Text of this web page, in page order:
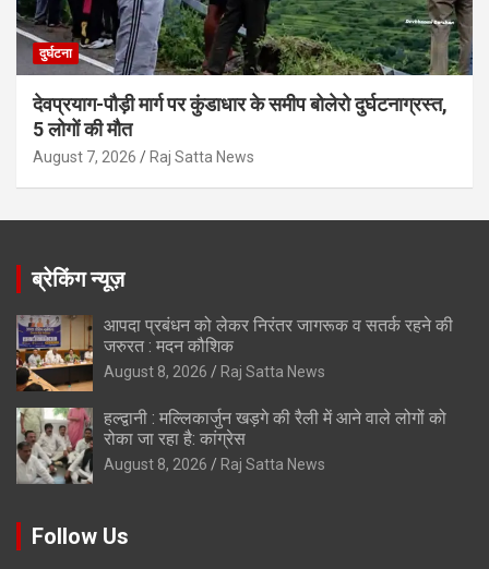
दुर्घटना
देवप्रयाग-पौड़ी मार्ग पर कुंडाधार के समीप बोलेरो दुर्घटनाग्रस्त,
5 लोगों की मौत
August 7, 2026 Raj Satta News
ब्रेकिंग न्यूज़
आपदा प्रबंधन को लेकर निरंतर जागरूक व सतर्क रहने की
जरुरत : मदन कौशिक
August 8, 2026 Raj Satta News
हल्द्वानी : मल्लिकार्जुन खड़गे की रैली में आने वाले लोगों को
रोका जा रहा है: कांग्रेस
August 8, 2026 Raj Satta News
Follow Us